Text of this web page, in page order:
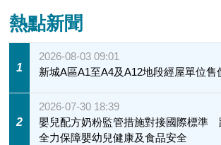
熱點新聞
1
2026-08-03 09:01
新城A區A1至A4及A12地段經屋單位售
2
2026-07-30 18:39
嬰兒配方奶粉監管措施對接國際標準
全力保障嬰幼兒健康及食品安全